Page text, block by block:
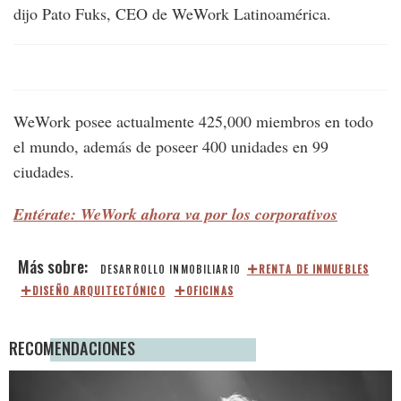
dijo Pato Fuks, CEO de WeWork Latinoamérica.
WeWork posee actualmente 425,000 miembros en todo
el mundo, además de poseer 400 unidades en 99
ciudades.
Entérate: WeWork ahora va por los corporativos
DESARROLLO INMOBILIARIO
RENTA DE INMUEBLES
DISEÑO ARQUITECTÓNICO
OFICINAS
RECOMENDACIONES